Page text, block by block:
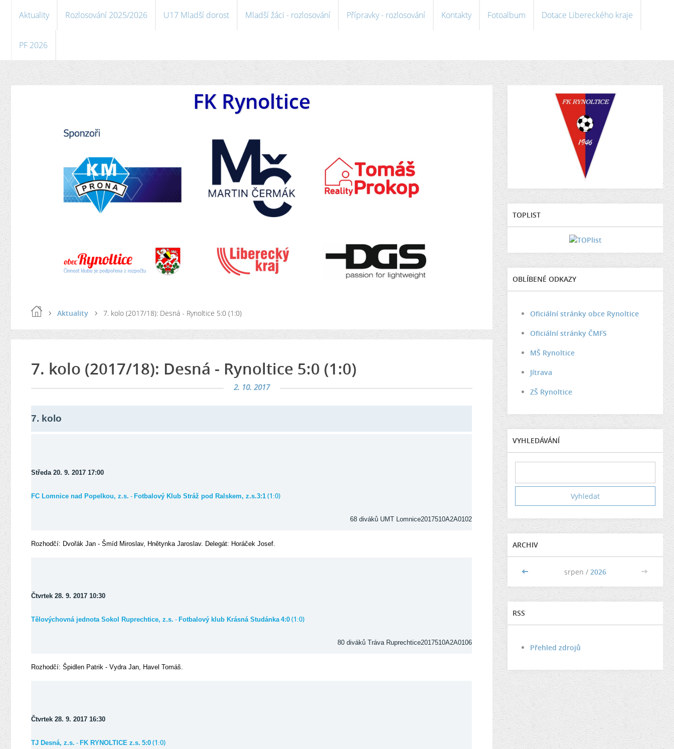
Aktuality Rozlosování 2025/2026 U17 Mladší dorost Mladší žáci - rozlosování Přípravky - rozlosování Kontakty Fotoalbum Dotace Libereckého kraje
PF 2026
FK Rynoltice
Aktuality 7. kolo (2017/18): Desná - Rynoltice 5:0 (1:0)
7. kolo (2017/18): Desná - Rynoltice 5:0 (1:0)
2. 10. 2017
7. kolo
Středa 20. 9. 2017 17:00
FC Lomnice nad Popelkou, z.s. - Fotbalový Klub Stráž pod Ralskem, z.s.3:1 (1:0)
68 diváků UMT Lomnice2017510A2A0102
Rozhodčí: Dvořák Jan - Šmíd Miroslav, Hnětynka Jaroslav. Delegát: Horáček Josef.
Čtvrtek 28. 9. 2017 10:30
Tělovýchovná jednota Sokol Ruprechtice, z.s. - Fotbalový klub Krásná Studánka 4:0 (1:0)
80 diváků Tráva Ruprechtice2017510A2A0106
Rozhodčí: Špidlen Patrik - Vydra Jan, Havel Tomáš.
Čtvrtek 28. 9. 2017 16:30
TJ Desná, z.s. - FK RYNOLTICE z.s. 5:0 (1:0)
TOPLIST
OBLÍBENÉ ODKAZY
Oficiální stránky obce Rynoltice
Oficiální stránky ČMFS
MŠ Rynoltice
Jítrava
ZŠ Rynoltice
VYHLEDÁVÁNÍ
ARCHIV
<< srpen / 2026 >>
RSS
Přehled zdrojů